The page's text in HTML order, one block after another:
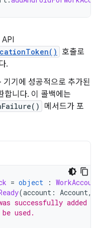
호출로
.
기기에 성공적으로 추가된
니다. 이 콜백에는
메서드가 포
= object :
(account : Account,
successfully added
used.